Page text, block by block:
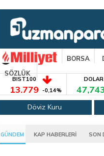
BORSA
SÖZLÜK
BIST100
13.779 -0,14%
DOLAR
Döviz Kuru
GÜNDEM KAP HABERLERİ SON